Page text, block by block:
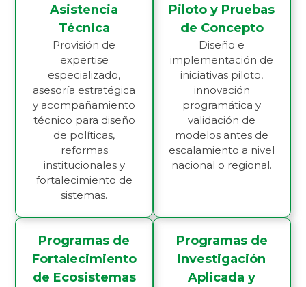
Asistencia
Técnica
Provisión de
expertise
especializado,
asesoría estratégica
y acompañamiento
técnico para diseño
de políticas,
reformas
institucionales y
fortalecimiento de
sistemas.
Piloto y Pruebas
de Concepto
Diseño e
implementación de
iniciativas piloto,
innovación
programática y
validación de
modelos antes de
escalamiento a nivel
nacional o regional.
Programas de
Fortalecimiento
de Ecosistemas
Programas de
Investigación
Aplicada y